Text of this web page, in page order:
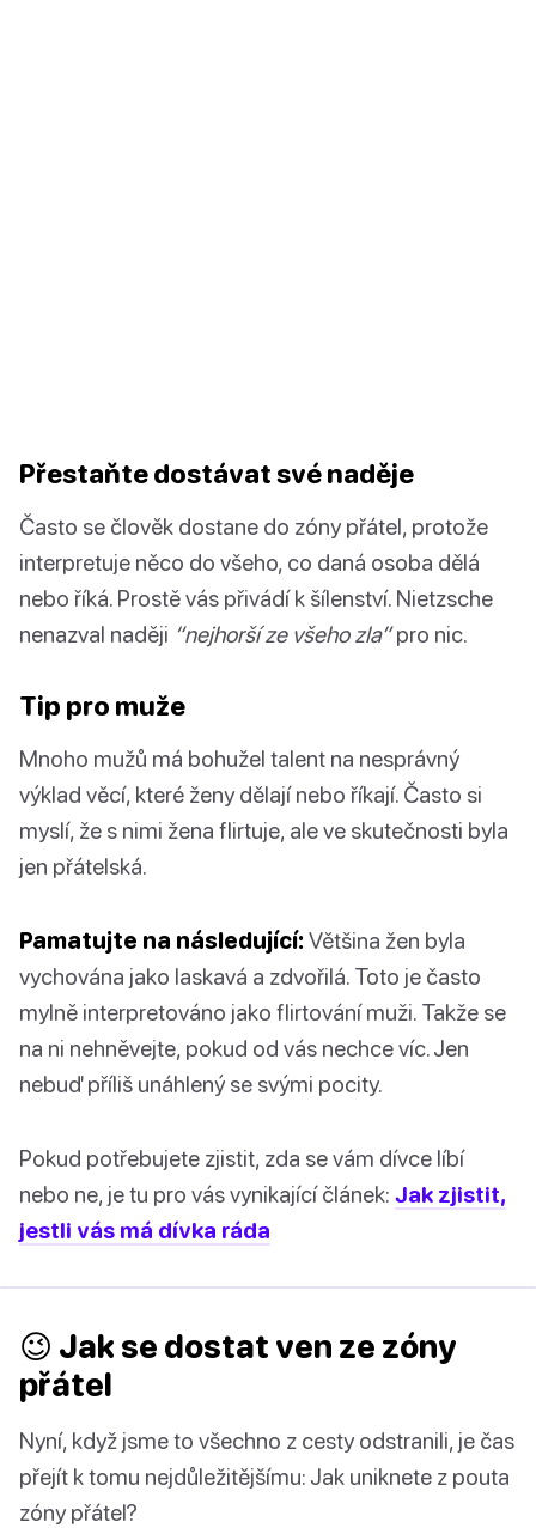
Přestaňte dostávat své naděje
Často se člověk dostane do zóny přátel, protože
interpretuje něco do všeho, co daná osoba dělá
nebo říká. Prostě vás přivádí k šílenství. Nietzsche
nenazval naději “nejhorší ze všeho zla”pro nic.
Tip pro muže
Mnoho mužů má bohužel talent na nesprávný
výklad věcí, které ženy dělají nebo říkají. Často si
myslí, že s nimi žena flirtuje, ale ve skutečnosti byla
jen přátelská.
Pamatujte na následující: Většina žen byla
vychována jako laskavá a zdvořilá. Toto je často
mylně interpretováno jako flirtování muži. Takže se
na ni nehněvejte, pokud od vás nechce víc. Jen
nebuď příliš unáhlený se svými pocity.
Pokud potřebujete zjistit, zda se vám dívce líbí
nebo ne, je tu pro vás vynikající článek: Jak zjistit,
jestli vás má dívka ráda
😉 Jak se dostat ven ze zóny
přátel
Nyní, když jsme to všechno z cesty odstranili, je čas
přejít k tomu nejdůležitějšímu: Jak uniknete z pouta
zóny přátel?